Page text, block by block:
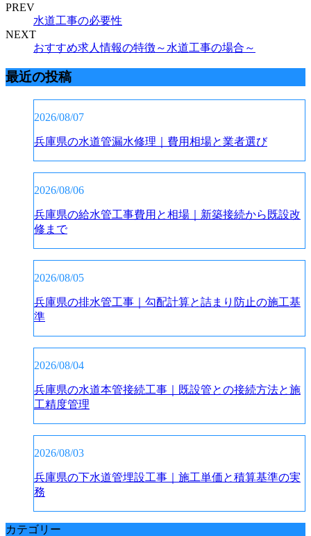
PREV
水道工事の必要性
NEXT
おすすめ求人情報の特徴～水道工事の場合～
最近の投稿
2026/08/07
兵庫県の水道管漏水修理｜費用相場と業者選び
2026/08/06
兵庫県の給水管工事費用と相場｜新築接続から既設改
修まで
2026/08/05
兵庫県の排水管工事｜勾配計算と詰まり防止の施工基
準
2026/08/04
兵庫県の水道本管接続工事｜既設管との接続方法と施
工精度管理
2026/08/03
兵庫県の下水道管埋設工事｜施工単価と積算基準の実
務
カテゴリー